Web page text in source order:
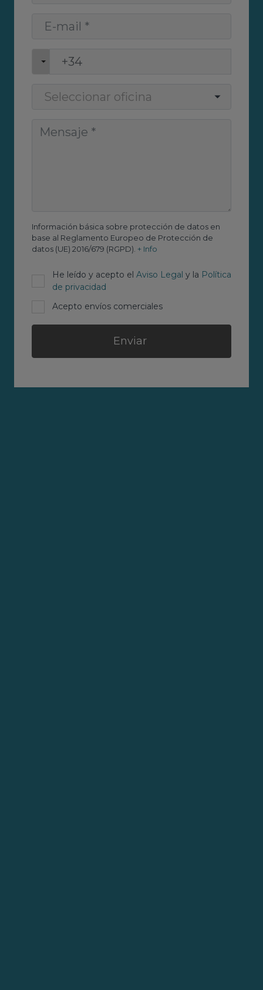
Información básica sobre protección de datos en
base al Reglamento Europeo de Protección de
datos (UE) 2016/679 (RGPD). + Info
He leído y acepto el Aviso Legal y la Política
de privacidad
Acepto envíos comerciales
Enviar